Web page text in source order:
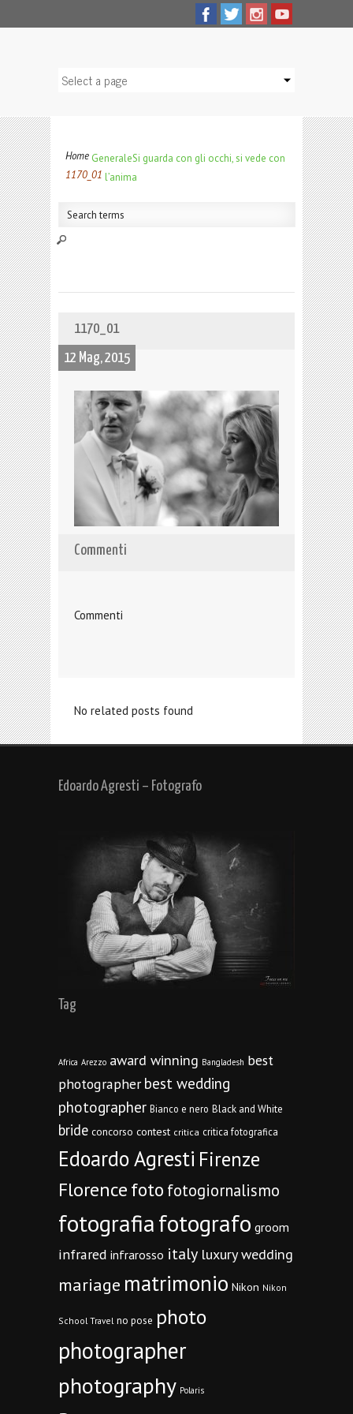
Home GeneraleSi guarda con gli occhi, si vede con
l’anima
1170_01
1170_01
12 Mag, 2015
Commenti
Commenti
No related posts found
Edoardo Agresti – Fotografo
Tag
Africa Arezzo award winning Bangladesh best
photographer best wedding
photographer Bianco e nero Black and White
bride concorso contest critica critica fotografica
Edoardo Agresti Firenze
Florencefoto fotogiornalismo
fotografiafotografo groom
infrared infrarosso italy luxury wedding
mariage matrimonio Nikon Nikon
School Travel no pose photo
photographer
photography Polaris